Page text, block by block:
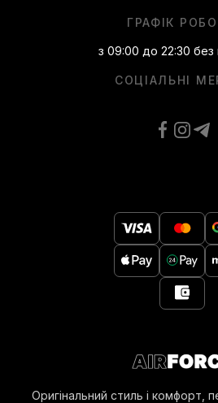
Оригінальний стиль і комфорт,
СОЦІАЛЬНІ
ГРАФІК
з 09:00 до 22:30 без